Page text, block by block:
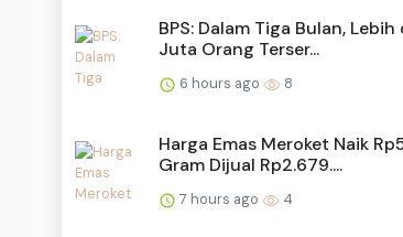
BPS: Dalam Tiga Bulan,
Juta Orang Terser...
6 hours ago 8
Harga Emas Meroket Naik
Gram Dijual Rp2.679....
7 hours ago 4